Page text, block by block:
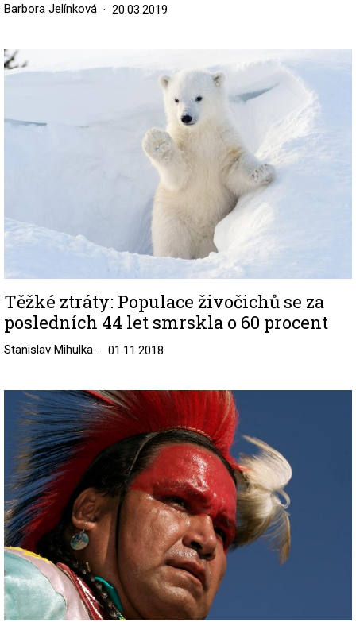
Barbora Jelínková 20.03.2019
Image
Těžké ztráty: Populace živočichů se za
posledních 44 let smrskla o 60 procent
Stanislav Mihulka 01.11.2018
Image